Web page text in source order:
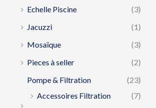
Echelle Piscine
(3)
Jacuzzi
(1)
Mosaïque
(3)
Pieces à seller
(2)
Pompe & Filtration
(23)
Accessoires Filtration
(7)